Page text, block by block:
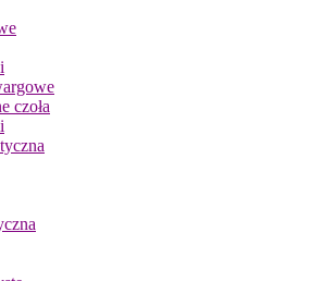
czoła